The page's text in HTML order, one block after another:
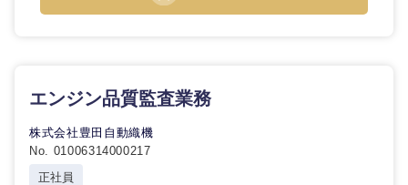
エンジン品質監査業務
株式会社豊田自動織機
No. 01006314000217
正社員